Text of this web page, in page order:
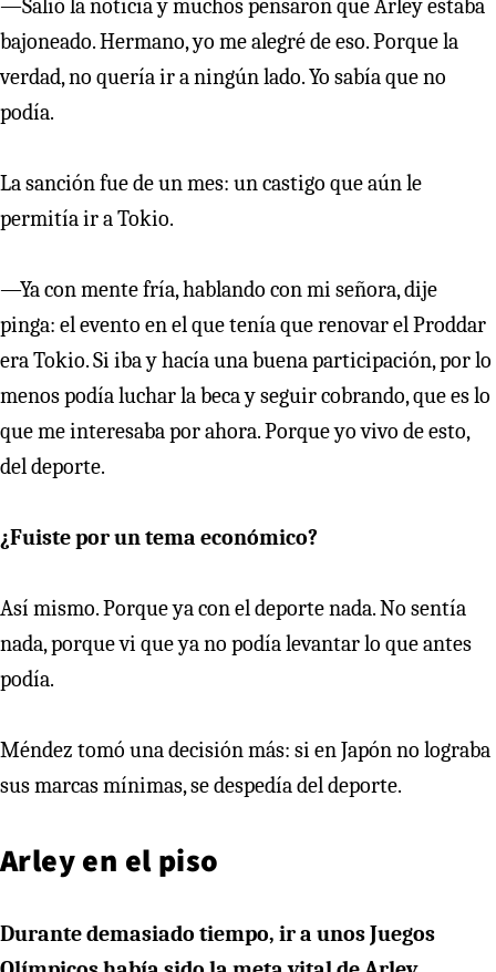
—Salió la noticia y muchos pensaron que Arley estaba
bajoneado. Hermano, yo me alegré de eso. Porque la
verdad, no quería ir a ningún lado. Yo sabía que no
podía.
La sanción fue de un mes: un castigo que aún le
permitía ir a Tokio.
—Ya con mente fría, hablando con mi señora, dije
pinga: el evento en el que tenía que renovar el Proddar
era Tokio. Si iba y hacía una buena participación, por lo
menos podía luchar la beca y seguir cobrando, que es lo
que me interesaba por ahora. Porque yo vivo de esto,
del deporte.
¿Fuiste por un tema económico?
Así mismo. Porque ya con el deporte nada. No sentía
nada, porque vi que ya no podía levantar lo que antes
podía.
Méndez tomó una decisión más: si en Japón no lograba
sus marcas mínimas, se despedía del deporte.
Arley en el piso
Durante demasiado tiempo, ir a unos Juegos